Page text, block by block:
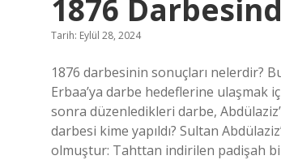
1876
Tarih: Eylül 28, 2024
1876 darbesinin sonuçları nelerdir?
Erbaa’ya darbe hedeflerine
sonra düzenledikleri darbe,
darbesi kime yapıldı? Sultan
olmuştur: Tahttan indirilen padişah